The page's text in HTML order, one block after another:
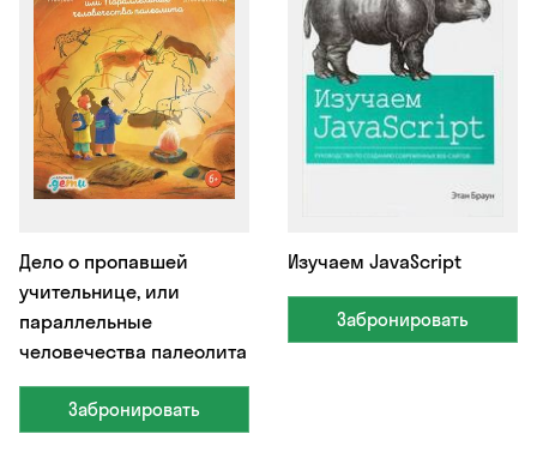
Дело о пропавшей
учительнице, или
параллельные
человечества палеолита
Забронировать
Изучаем JavaScript
Забронировать